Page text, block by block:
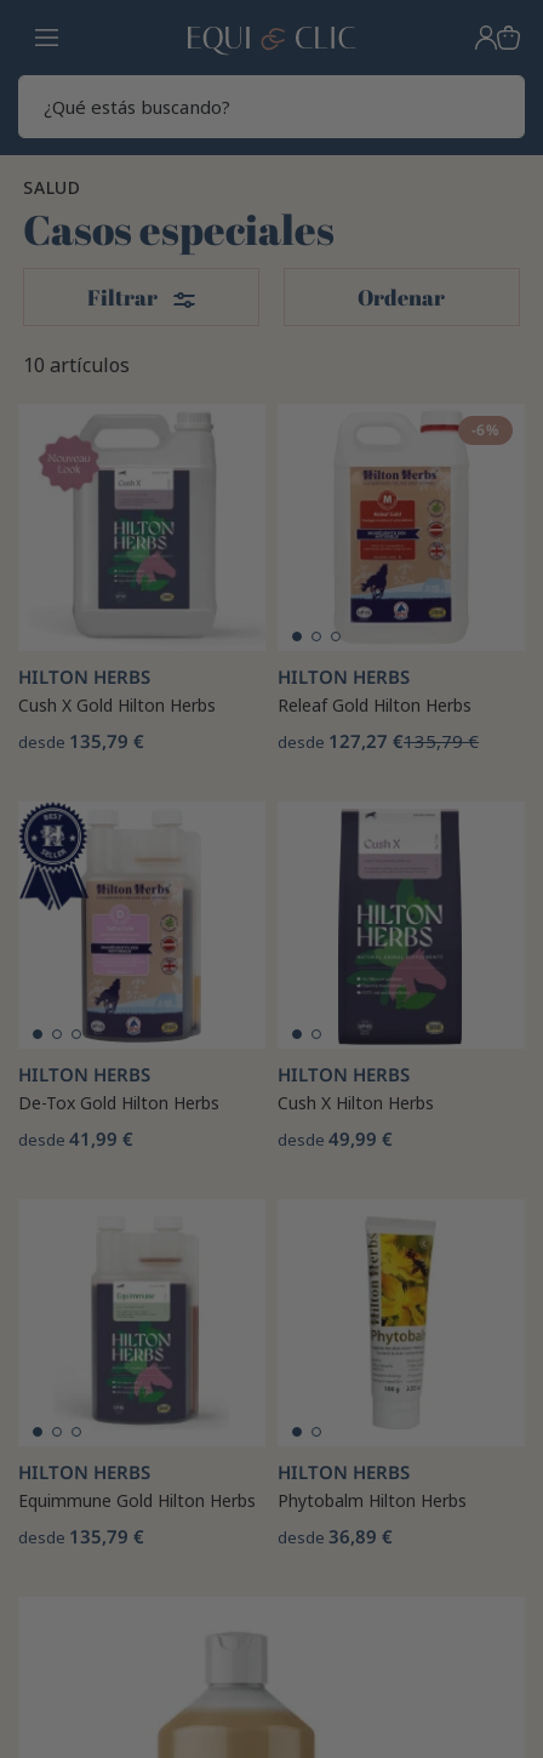
Hogar
SALUD
Casos especiales
10 artículos
Filtrar Filtros Ordenar
HILTON HERBS
Cush X Gold Hilton Herbs
desde 135,79 €
-6%
HILTON HERBS
Releaf Gold Hilton Herbs
desde 127,27 €135,79 €
HILTON HERBS
De-Tox Gold Hilton Herbs
desde 41,99 €
HILTON HERBS
Cush X Hilton Herbs
desde 49,99 €
HILTON HERBS
Equimmune Gold Hilton Herbs
desde 135,79 €
HILTON HERBS
Phytobalm Hilton Herbs
desde 36,89 €